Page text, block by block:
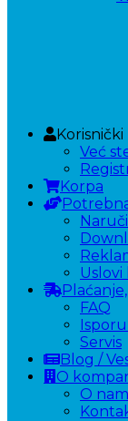
Korisnički
Već
Korpa
Uslovi
FAQ
Servis
Blog /
O
O